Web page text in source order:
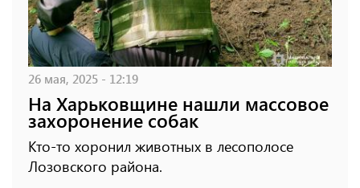
26 мая, 2025 - 12:19
На Харьковщине нашли массовое
захоронение собак
Кто-то хоронил животных в лесополосе
Лозовского района.